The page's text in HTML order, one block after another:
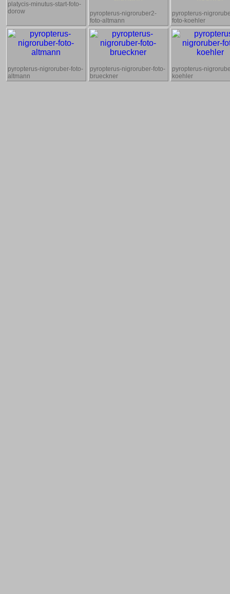
platycis-minutus-start-foto-
dorow
pyropterus-nigroruber2-
foto-altmann
pyropterus-
foto-koehler
pyropterus-nigroruber-foto-
altmann
pyropterus-nigroruber-foto-
brueckner
pyropterus-
koehler